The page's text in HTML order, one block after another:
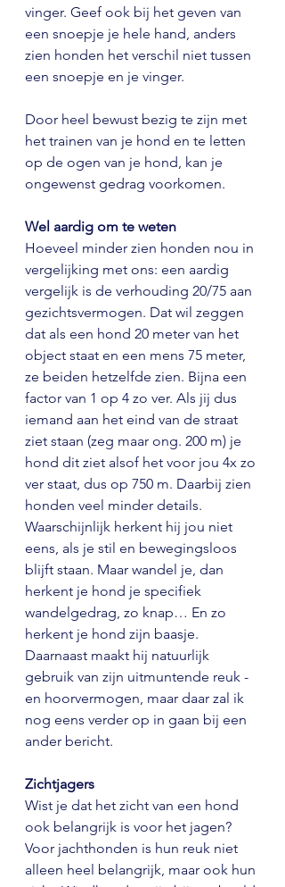
vinger. Geef ook bij het geven van
een snoepje je hele hand, anders
zien honden het verschil niet tussen
een snoepje en je vinger.
Door heel bewust bezig te zijn met
het trainen van je hond en te letten
op de ogen van je hond, kan je
ongewenst gedrag voorkomen.
Wel aardig om te weten
Hoeveel minder zien honden nou in
vergelijking met ons: een aardig
vergelijk is de verhouding 20/75 aan
gezichtsvermogen. Dat wil zeggen
dat als een hond 20 meter van het
object staat en een mens 75 meter,
ze beiden hetzelfde zien. Bijna een
factor van 1 op 4 zo ver. Als jij dus
iemand aan het eind van de straat
ziet staan (zeg maar ong. 200 m) je
hond dit ziet alsof het voor jou 4x zo
ver staat, dus op 750 m. Daarbij zien
honden veel minder details.
Waarschijnlijk herkent hij jou niet
eens, als je stil en bewegingsloos
blijft staan. Maar wandel je, dan
herkent je hond je specifiek
wandelgedrag, zo knap… En zo
herkent je hond zijn baasje.
Daarnaast maakt hij natuurlijk
gebruik van zijn uitmuntende reuk -
en hoorvermogen, maar daar zal ik
nog eens verder op in gaan bij een
ander bericht.
Zichtjagers
Wist je dat het zicht van een hond
ook belangrijk is voor het jagen?
Voor jachthonden is hun reuk niet
alleen heel belangrijk, maar ook hun